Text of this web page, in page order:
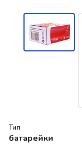
Тип
батарейки